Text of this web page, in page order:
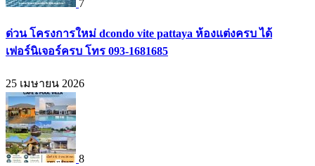
7
ด่วน โครงการใหม่ dcondo vite pattaya ห้องแต่งครบ ได้
เฟอร์นิเจอร์ครบ โทร 093-1681685
25 เมษายน 2026
8